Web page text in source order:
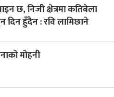
छ, निजी क्षेत्रमा कतिबेला
दिन हुँदैन : रवि लामिछाने
मोहनी